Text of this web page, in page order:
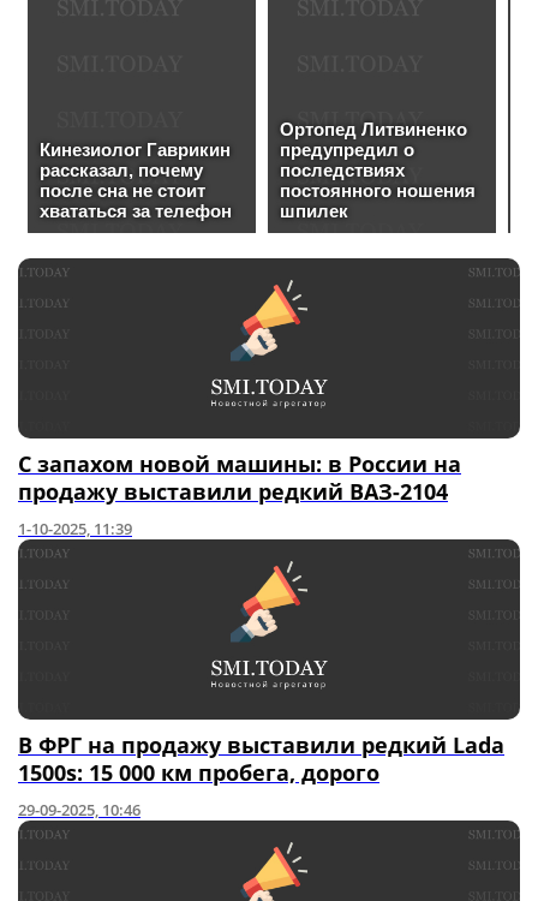
С запахом новой машины: в России на
продажу выставили редкий ВАЗ-2104
1-10-2025, 11:39
В ФРГ на продажу выставили редкий Lada
1500s: 15 000 км пробега, дорого
29-09-2025, 10:46